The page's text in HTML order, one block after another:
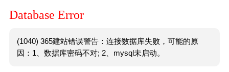
Database Error
(1040) 365建站错误警告：连接数据库失败，可能的原
因：1、数据库密码不对; 2、mysql未启动。